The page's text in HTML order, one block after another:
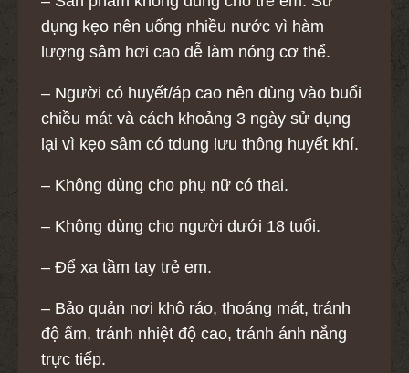
dụng kẹo nên uống nhiều nước vì hàm
lượng sâm hơi cao dễ làm nóng cơ thể.
– Người có huyết/áp cao nên dùng vào buổi
chiều mát và cách khoảng 3 ngày sử dụng
lại vì kẹo sâm có tdung lưu thông huyết khí.
– Không dùng cho phụ nữ có thai.
– Không dùng cho người dưới 18 tuổi.
– Để xa tầm tay trẻ em.
– Bảo quản nơi khô ráo, thoáng mát, tránh
độ ẩm, tránh nhiệt độ cao, tránh ánh nắng
trực tiếp.